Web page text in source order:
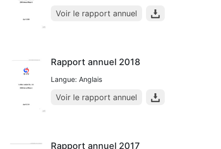
Voir le rapport annuel
Rapport annuel 2018
Langue: Anglais
Voir le rapport annuel
Rapport annuel 2017